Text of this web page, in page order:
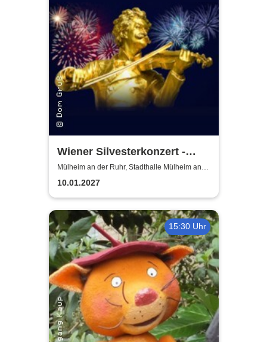
Wiener Silvesterkonzert -
Wiener Neujahrskonzert
Mülheim an der Ruhr, Stadthalle Mülheim an
der Ruhr
10.01.2027
15:30 Uhr